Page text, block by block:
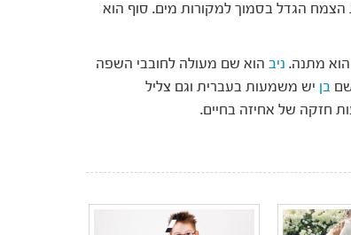
הגדל בסמוך למקורות מים. סוף הוא
הוא מתנה. ניב הוא שם מעולה לחובבי השפה
בן יש משמעות בעברית וגם צליל
חזקה של אחיזה בחיים.